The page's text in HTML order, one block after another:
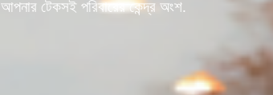
আপনার টেকসই পরিবারের কেন্দ্র অংশ.